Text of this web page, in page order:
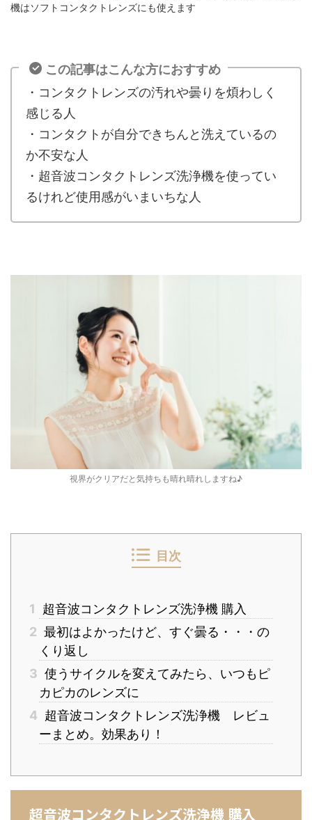
機はソフトコンタクトレンズにも使えます
この記事はこんな方におすすめ
・コンタクトレンズの汚れや曇りを煩わしく
感じる人
・コンタクトが自分できちんと洗えているの
か不安な人
・超音波コンタクトレンズ洗浄機を使ってい
るけれど使用感がいまいちな人
視界がクリアだと気持ちも晴れ晴れしますね♪
目次
1
超音波コンタクトレンズ洗浄機 購入
2 最初はよかったけど、すぐ曇る・・・の
くり返し
3 使うサイクルを変えてみたら、いつもピ
カピカのレンズに
4 超音波コンタクトレンズ洗浄機 レビュ
ーまとめ。効果あり！
超音波コンタクトレンズ洗浄機 購入